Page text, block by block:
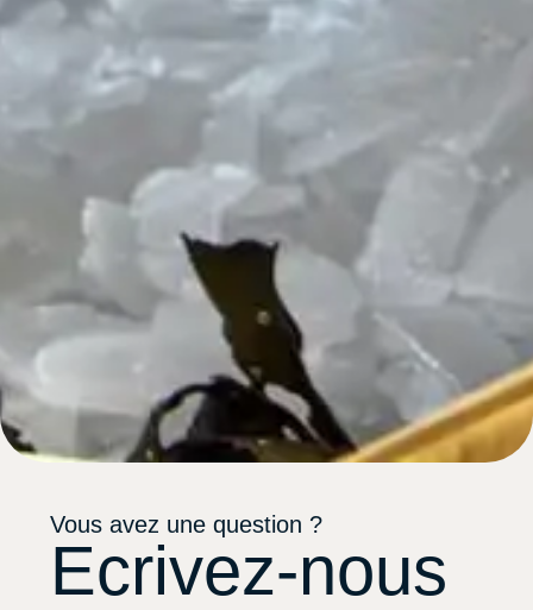
Vous avez une question ?
Ecrivez-nous